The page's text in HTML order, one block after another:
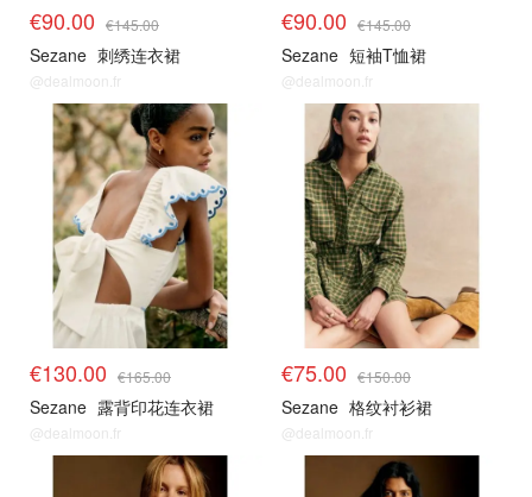
€90.00 €145.00
Sezane 刺绣连衣裙
@dealmoon.fr
€90.00 €145.00
Sezane 短袖T恤裙
@dealmoon.fr
€130.00 €165.00
Sezane 露背印花连衣裙
@dealmoon.fr
€75.00 €150.00
Sezane 格纹衬衫裙
@dealmoon.fr